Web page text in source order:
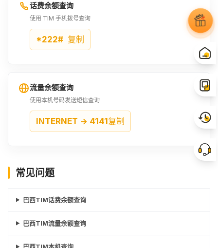
话费余额查询
使用 TIM 手机拨号查询
*222# 复制
流量余额查询
使用本机号码发送短信查询
INTERNET → 4141复制
常见问题
巴西TIM话费余额查询
巴西TIM流量余额查询
巴西TIM本机查询